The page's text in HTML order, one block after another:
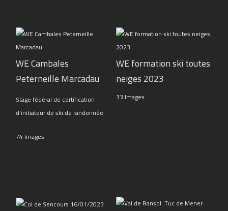
WE Cambales
Peterneille Marcadau
Stage fédéral de certification
d'initiateur de ski de randonnée
74 Images
WE formation ski toutes
neiges 2023
33 Images